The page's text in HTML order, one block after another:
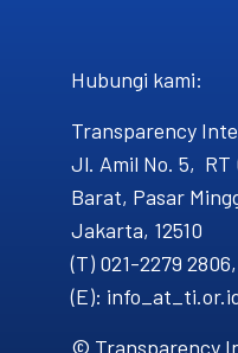
Hubungi kami​:
Transparency
Jl. Amil No. 5, RT
Barat, Pasar
Jakarta, 12510
(T) 021-2279
(E):
© Transparency